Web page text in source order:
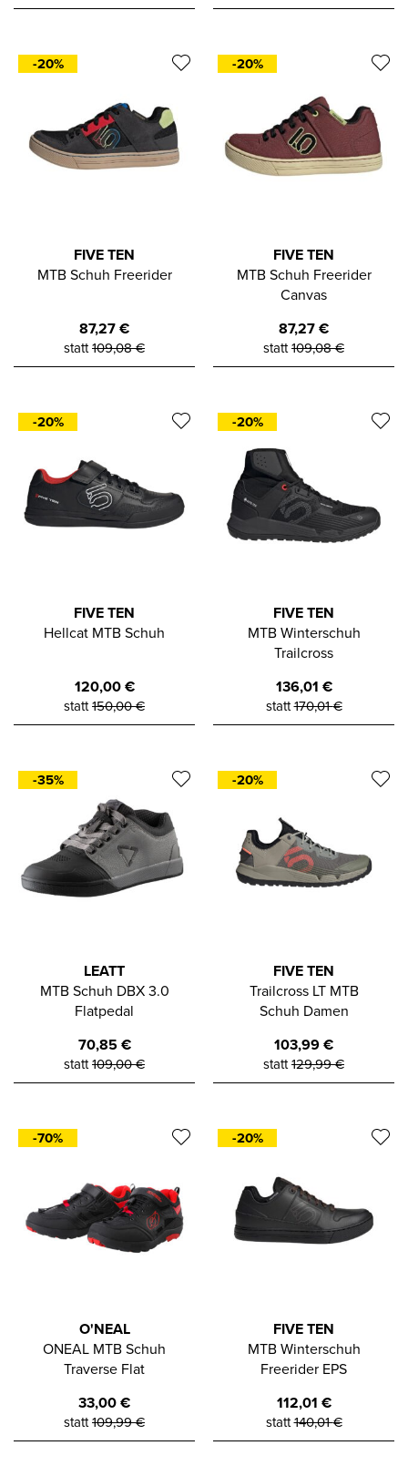
-20%
FIVE TEN
MTB Schuh Freerider
87,27€
statt109,08€
-20%
FIVE TEN
MTB Schuh Freerider
Canvas
87,27€
statt109,08€
-20%
FIVE TEN
Hellcat MTB Schuh
120,00€
statt150,00€
-20%
FIVE TEN
MTB Winterschuh
Trailcross
136,01 €
statt170,01€
-35%
LEATT
MTB Schuh DBX 3.0
Flatpedal
70,85€
statt109,00€
-20%
FIVE TEN
Trailcross LT MTB
Schuh Damen
103,99€
statt129,99€
-70%
O'NEAL
ONEAL MTB Schuh
Traverse Flat
33,00€
statt109,99€
-20%
FIVE TEN
MTB Winterschuh
Freerider EPS
112,01 €
statt140,01€